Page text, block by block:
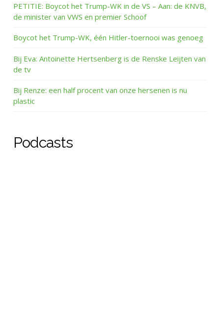
PETITIE: Boycot het Trump-WK in de VS – Aan: de KNVB,
de minister van VWS en premier Schoof
Boycot het Trump-WK, één Hitler-toernooi was genoeg
Bij Eva: Antoinette Hertsenberg is de Renske Leijten van
de tv
Bij Renze: een half procent van onze hersenen is nu
plastic
Podcasts